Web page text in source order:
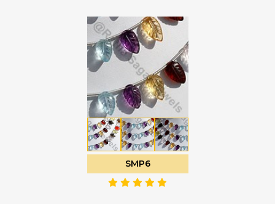
SMP6